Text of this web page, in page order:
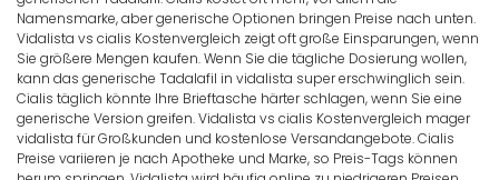
Namensmarke, aber generische Optionen bringen Preise nach unten.
Vidalista vs cialis Kostenvergleich zeigt oft große Einsparungen, wenn
Sie größere Mengen kaufen. Wenn Sie die tägliche Dosierung wollen,
kann das generische Tadalafil in vidalista super erschwinglich sein.
Cialis täglich könnte Ihre Brieftasche härter schlagen, wenn Sie eine
generische Version greifen. Vidalista vs cialis Kostenvergleich mager
vidalista für Großkunden und kostenlose Versandangebote. Cialis
Preise variieren je nach Apotheke und Marke, so Preis-Tags können